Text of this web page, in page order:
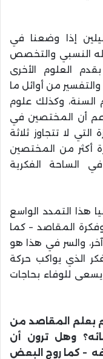
إذا وضعنا في
النسبي والتخصص
العلوم الأخرى
من أوائل ما
السنة، وكذلك علوم
أن المختصين في
لا تتجاوز ثلاثة
أكثر من المختصين
الساحة الفكرية
هذا التمدد الواسع
المقاصد – كما
والسر في هذا هو
الذي يواكب حركة
للوفاء بحاجات
بعلم المقاصد من
وهل ترون أن
– كما روج البعض